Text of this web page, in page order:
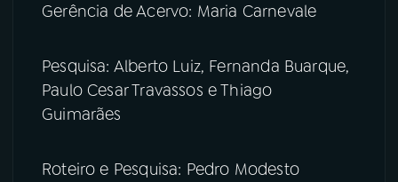
Gerência de Acervo: Maria Carnevale
Pesquisa: Alberto Luiz, Fernanda Buarque,
Paulo Cesar Travassos e Thiago
Guimarães
Roteiro e Pesquisa: Pedro Modesto